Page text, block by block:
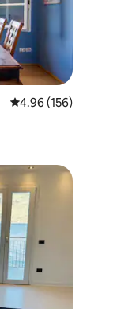
평점 4.96점(5점 만점),
4.96 (156)